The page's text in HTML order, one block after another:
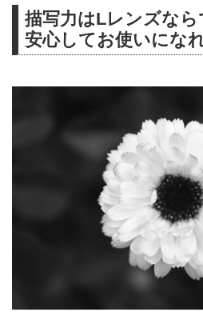
描写力はLレンズなら
安心してお使いにな